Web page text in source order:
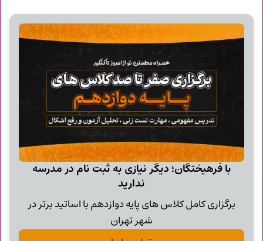
با فرهیختگان؛ دیگر نیازی به ثبت نام در مدرسه
ندارید
برگزاری کامل کلاس های پایه دوازدهم با اساتید برتر در
شهر تهران